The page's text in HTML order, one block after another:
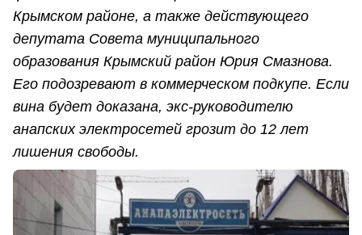
Крымском районе, а также действующего
депутата Совета муниципального
образования Крымский район Юрия Смазнова.
Его подозревают в коммерческом подкупе. Если
вина будет доказана, экс-руководителю
анапских электросетей грозит до 12 лет
лишения свободы.